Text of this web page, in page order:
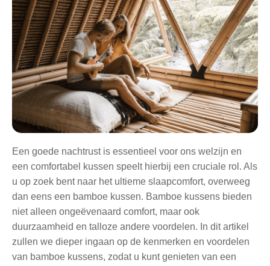
Een goede nachtrust is essentieel voor ons welzijn en
een comfortabel kussen speelt hierbij een cruciale rol. Als
u op zoek bent naar het ultieme slaapcomfort, overweeg
dan eens een bamboe kussen. Bamboe kussens bieden
niet alleen ongeëvenaard comfort, maar ook
duurzaamheid en talloze andere voordelen. In dit artikel
zullen we dieper ingaan op de kenmerken en voordelen
van bamboe kussens, zodat u kunt genieten van een